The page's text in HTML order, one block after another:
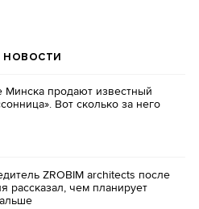
НОВОСТИ
Минска продают известный
Вот сколько за него
ZROBIM architects после
рассказал, чем планирует